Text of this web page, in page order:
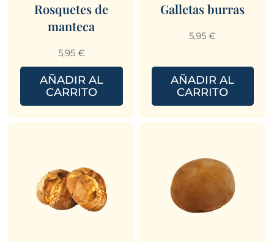
Rosquetes de
manteca
5,95 €
AÑADIR AL
CARRITO
Galletas burras
5,95€
AÑADIR AL
CARRITO